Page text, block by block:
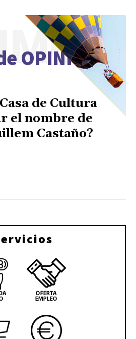
OPINIÓN
de Cultura
el nombre de
Castaño?